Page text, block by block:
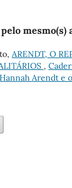
mesmo(s)
ARENDT, O
,
Arendt e